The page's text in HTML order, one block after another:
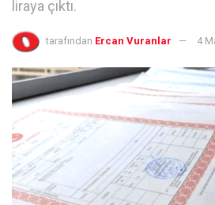
liraya çıktı.
tarafından Ercan Vuranlar 4